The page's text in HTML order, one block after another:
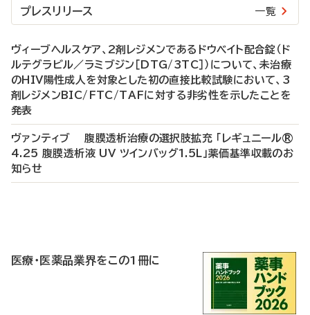
プレスリリース 一覧
ヴィーブヘルスケア、2剤レジメンであるドウベイト配合錠（ド
ルテグラビル／ラミブジン［DTG/3TC］）について、未治療
のHIV陽性成人を対象とした初の直接比較試験において、3
剤レジメンBIC/FTC/TAFに対する非劣性を示したことを
発表
ヴァンティブ 腹膜透析治療の選択肢拡充 「レギュニール®
4.25 腹膜透析液 UV ツインバッグ1.5L」薬価基準収載のお
知らせ
医療・医薬品業界をこの1冊に